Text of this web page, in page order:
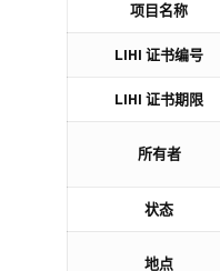
项目名称
LIHI 证书编号
LIHI 证书期限
所有者
状态
地点